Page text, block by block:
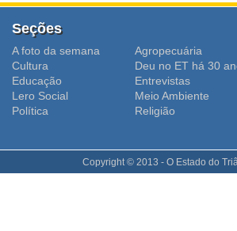
Seções
A foto da semana Agropecuária
Cultura
Deu no ET há 30
Educação
Entrevistas
Lero Social
Meio Ambiente
Polí­tica
Religião
Copyright © 2013 - O Estado do